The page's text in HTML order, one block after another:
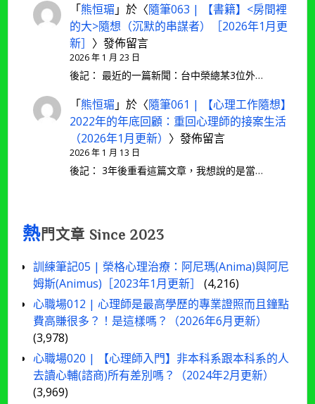
「熊恒瑂 」於〈隨筆063 | 【書籍】<房間裡
的大>隨想（沉默的串謀者）［2026年1月更
新］ 〉發佈留言
2026 年 1 月 23 日
後記： 最近的一篇新聞：台中榮總某3位外…
「熊恒瑂 」於〈隨筆061 | 【心理工作隨想】
2022年的年底回顧：重回心理師的接案生活
（2026年1月更新） 〉發佈留言
2026 年 1 月 13 日
後記： 3年後重看這篇文章，我想說的是當…
熱門文章 Since 2023
訓練筆記05 | 榮格心理治療：阿尼瑪(Anima)與阿尼
姆斯(Animus)［2023年1月更新］
(4,216)
心職場012 | 心理師是最高學歷的專業證照而且鐘點
費高賺很多？！是這樣嗎？（2026年6月更新）
(3,978)
心職場020 | 【心理師入門】非本科系跟本科系的人
去讀心輔(諮商)所有差別嗎？（2024年2月更新）
(3,969)